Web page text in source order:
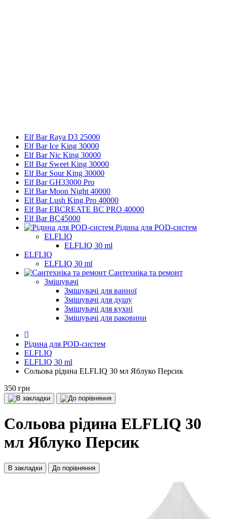
Elf Bar Raya D3 25000
Elf Bar Ice King 30000
Elf Bar Nic King 30000
Elf Bar Sweet King 30000
Elf Bar Sour King 30000
Elf Bar GH33000 Pro
Elf Bar Moon Night 40000
Elf Bar Lush King Pro 40000
Elf Bar EBCREATE BC PRO 40000
Elf Bar BC45000
Рідина для POD-систем
ELFLIQ
ELFLIQ 30 ml
ELFLIQ
ELFLIQ 30 ml
Сантехніка та ремонт
Змішувачі
Змішувачі для ванної
Змішувачі для душу
Змішувачі для кухні
Змішувачі для раковини
Рідина для POD-систем
ELFLIQ
ELFLIQ 30 ml
Сольова рідина ELFLIQ 30 мл Яблуко Персик
350 грн
Сольова рідина ELFLIQ 30
мл Яблуко Персик
В закладки До порівняння